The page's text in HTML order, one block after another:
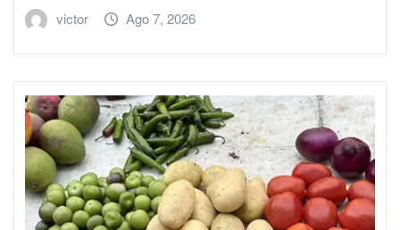
victor Ago 7, 2026